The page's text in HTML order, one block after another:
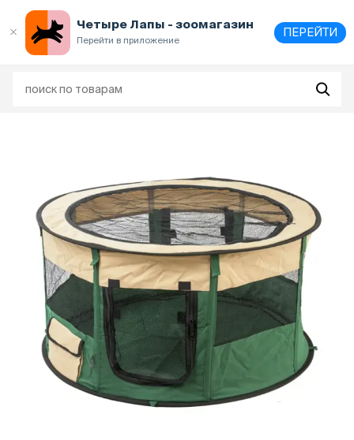
Четыре Лапы - зоомагазин
Перейти в приложение
ПЕРЕЙТИ